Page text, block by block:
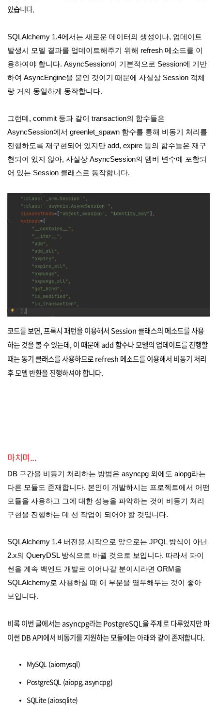
있습니다.
SQLAlchemy 1.4에서는 새로운 데이터의 생성이나, 업데이트
발생시 모델 결과를 업데이트해주기 위해 refresh 메소드를 이
용하여야 합니다. AsyncSession이 기본적으로 Session에 기반
하여 AsyncEngine을 붙인 것이기 때문에 사실상 Session 객체
랑 거의 동일하게 동작합니다.
그런데, commit 등과 같이 transaction의 함수들은
AsyncSession에서 greenlet_spawn 함수를 통해 비동기 처리를
진행하도록 재구현되어 있지만 add, expire 등의 함수들은 재구
현되어 있지 않아, 사실상 AsyncSession의 멤버 변수에 포함되
어 있는 Session 클래스로 동작합니다.
코드를 보면, 프록시 패턴을 이용해서 Session 클래스의 메소드를 사용
하는 것을 볼 수 있는데, 이 때문에 add 함수나 모델의 업데이트를 진행할
때는 동기 클래스를 사용하므로 refresh 메소드를 이용해서 비동기 처리
후 모델 반환을 진행하셔야 합니다.
마치며...
DB 구간을 비동기 처리하는 방법은 asyncpg 외에도 aiopg라는
다른 모듈도 존재합니다. 본인이 개발하시는 프로젝트에서 어떤
모듈을 사용하고 그에 대한 성능을 파악하는 것이 비동기 처리
구현을 진행하는 데 선 작업이 되어야 할 것입니다.
SQLAlchemy 1.4 버전을 시작으로 앞으로는 JPQL 방식이 아닌
2.x의 QueryDSL 방식으로 바뀔 것으로 보입니다. 따라서 파이
썬을 계속 백엔드 개발로 이어나갈 분이시라면 ORM을
SQLAlchemy로 사용하실 때 이 부분을 염두해두는 것이 좋아
보입니다.
비록 이번 글에서는 asyncpg라는 PostgreSQL을 주제로 다루었지만 파
이썬 DB API에서 비동기를 지원하는 모듈에는 아래와 같이 존재합니다.
MySQL (aiomysql)
PostgreSQL (aiopg, asyncpg)
SQLite (aiosqlite)